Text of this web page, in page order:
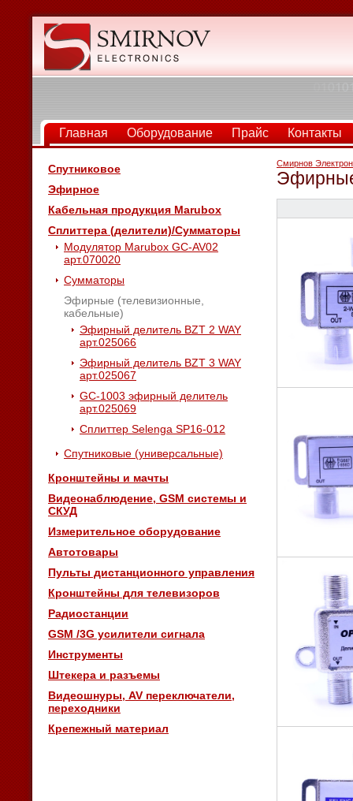
Главная Оборудование Прайс Контакты
Спутниковое
Эфирное
Кабельная продукция Marubox
Сплиттера (делители)/Сумматоры
Модулятор Marubox GC-AV02
арт.070020
Сумматоры
Эфирные (телевизионные,
кабельные)
Эфирный делитель BZT 2 WAY
арт.025066
Эфирный делитель BZT 3 WAY
арт.025067
GC-1003 эфирный делитель
арт.025069
Сплиттер Selenga SP16-012
Спутниковые (универсальные)
Кронштейны и мачты
Видеонаблюдение, GSM системы и
СКУД
Измерительное оборудование
Автотовары
Пульты дистанционного управления
Кронштейны для телевизоров
Радиостанции
GSM /3G усилители сигнала
Инструменты
Штекера и разъемы
Видеошнуры, AV переключатели,
переходники
Крепежный материал
Смирнов